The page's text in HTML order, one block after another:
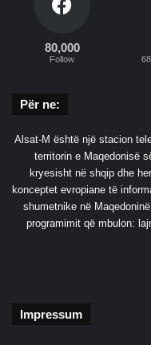
80,000
Follow
Për ne:
Alsat-M është një stacion
territorin e Maqedonisë
kryesisht në shqip dhe
konceptet evropiane të
shumetnike në
programimit që mbulon:
Impressum